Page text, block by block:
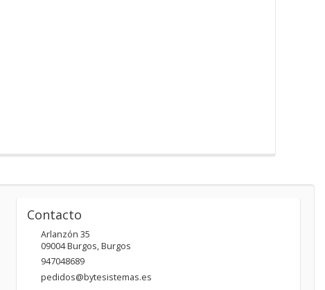
Contacto
Arlanzón 35
09004Burgos,Burgos
947048689
pedidos@bytesistemas.es